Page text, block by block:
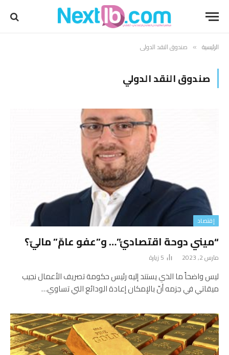
الرئيسية » صندوق النقد الدولي
صندوق النقد الدولي
إقتصاد
“ميني دوحة اقتصاديّ”… و”عفو عامّ” ماليّ؟
مارس 2, 2023 5 زيارة
ليس واضحاً ما الذي يستند إليه رئيس حكومة تصريف الأعمال نجيب
ميقاتي في جزمه أنّ بالإمكان إعادة الودائع التي تساوي…